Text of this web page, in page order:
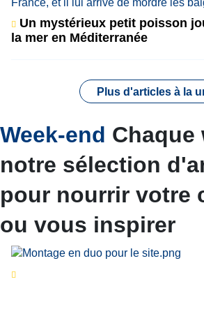
Un mystérieux petit poisson
la mer en Méditerranée
Plus d'articles à la
Week-end Chaque
notre sélection
pour nourrir votre
ou vous inspirer